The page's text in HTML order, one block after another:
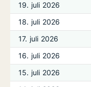
19. juli 2026
18. juli 2026
17. juli 2026
16. juli 2026
15. juli 2026